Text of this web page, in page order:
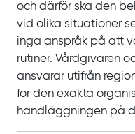
och därför ska den
vid olika situationer
inga anspråk på att
rutiner. Vårdgivaren
ansvarar utifrån
för den exakta
handläggningen på